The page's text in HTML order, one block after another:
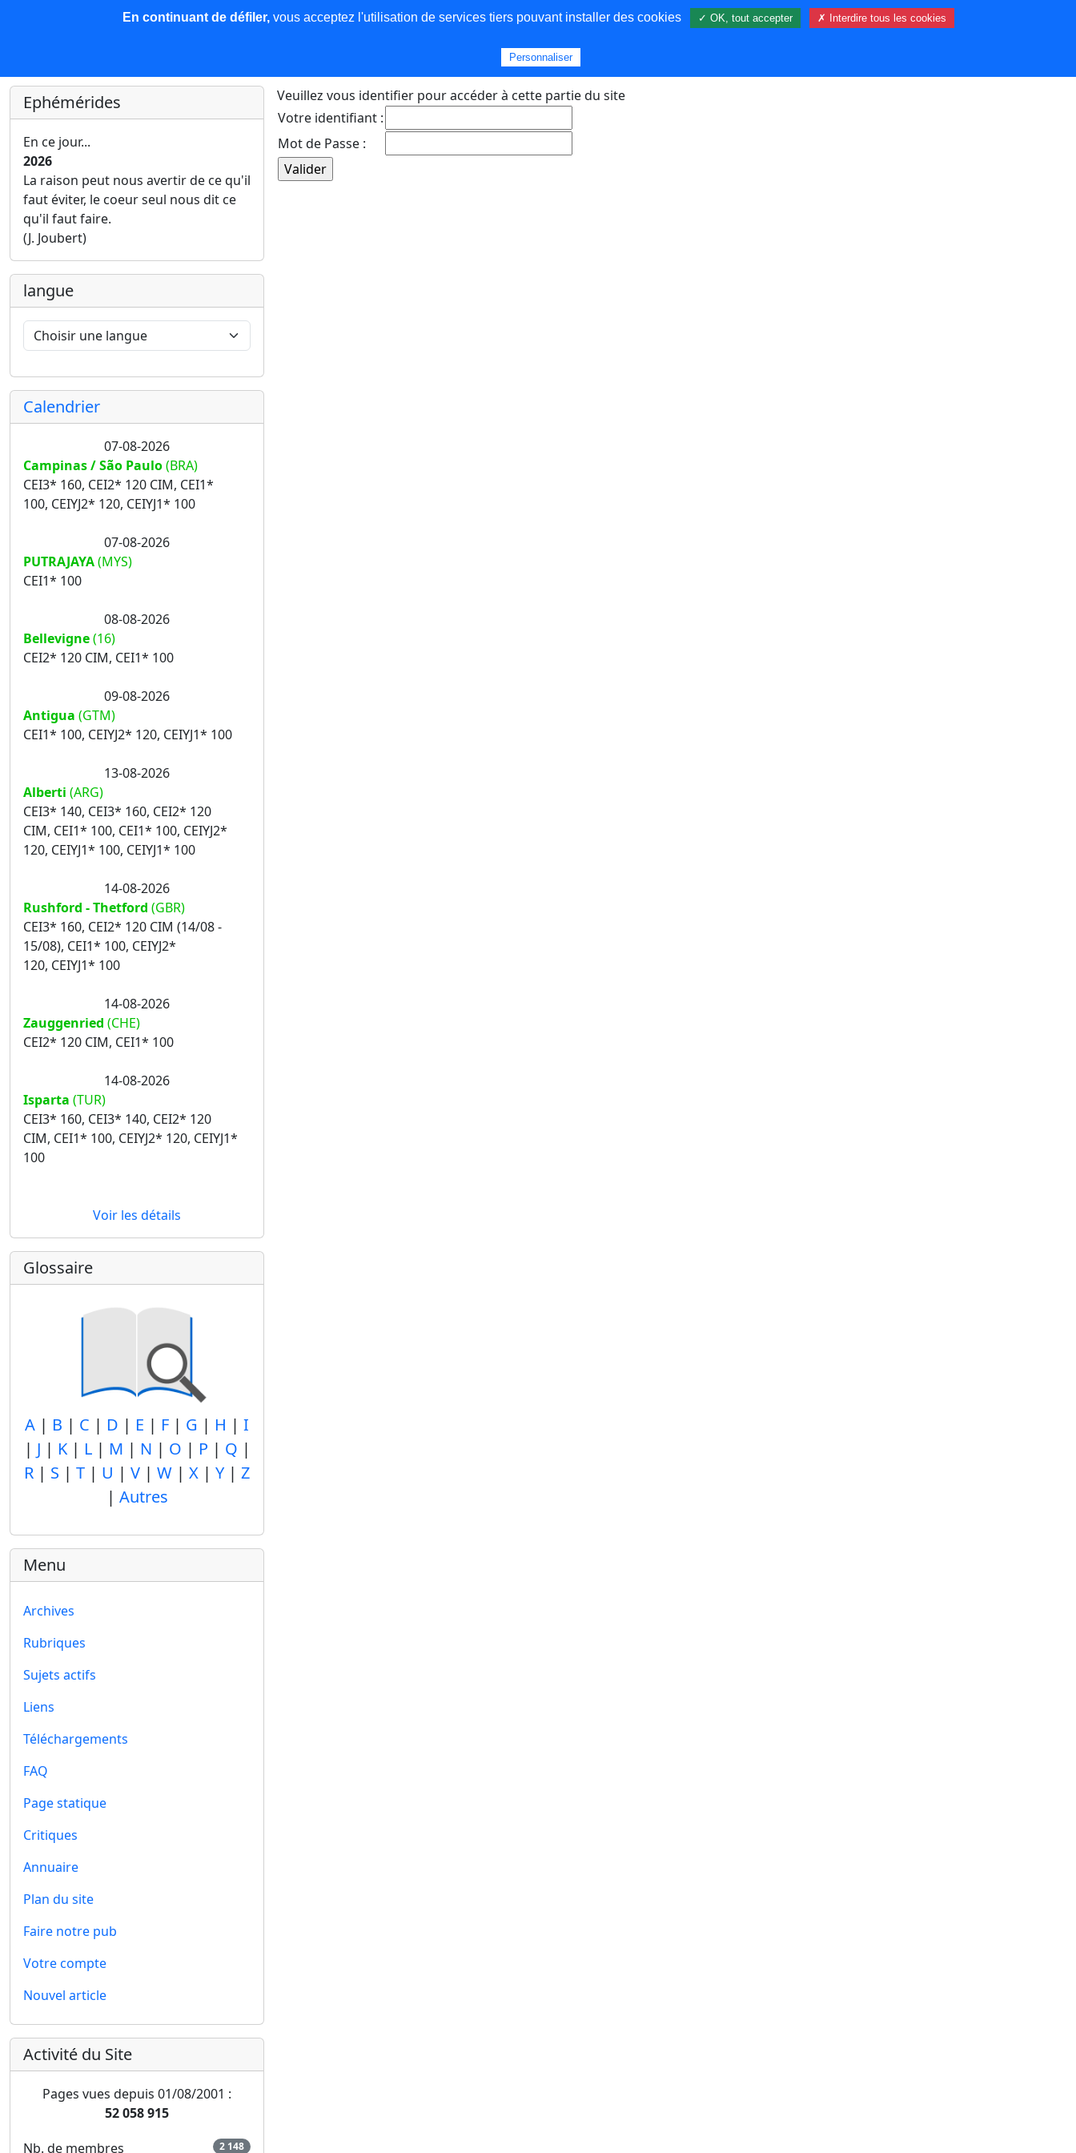
Les nouvelles Base de données Plus
Ephémérides
En ce jour...
2026
La raison peut nous avertir de ce qu'il
faut éviter, le coeur seul nous dit ce
qu'il faut faire.
(J. Joubert)
langue
Calendrier
07-08-2026
Campinas / São Paulo(BRA)
CEI3* 160, CEI2* 120 CIM, CEI1*
100, CEIYJ2* 120, CEIYJ1* 100
07-08-2026
PUTRAJAYA(MYS)
CEI1* 100
08-08-2026
Bellevigne(16)
CEI2* 120 CIM, CEI1* 100
09-08-2026
Antigua (GTM)
CEI1* 100, CEIYJ2* 120, CEIYJ1* 100
13-08-2026
Alberti (ARG)
CEI3* 140, CEI3* 160, CEI2* 120
CIM, CEI1* 100, CEI1* 100, CEIYJ2*
120, CEIYJ1* 100, CEIYJ1* 100
14-08-2026
Rushford - Thetford (GBR)
CEI3* 160, CEI2* 120 CIM (14/08 -
15/08), CEI1* 100, CEIYJ2*
120, CEIYJ1* 100
14-08-2026
Zauggenried (CHE)
CEI2* 120 CIM, CEI1* 100
14-08-2026
Isparta (TUR)
CEI3* 160, CEI3* 140, CEI2* 120
CIM, CEI1* 100, CEIYJ2* 120, CEIYJ1*
100
Voir les détails
Glossaire
A | B | C | D | E | F | G | H | I
| J | K| L| M | N | O | P | Q |
R | S | T | U | V | W | X | Y | Z
| Autres
Menu
Archives
Rubriques
Sujets actifs
Liens
Téléchargements
FAQ
Page statique
Critiques
Annuaire
Plan du site
Faire notre pub
Votre compte
Nouvel article
Activité du Site
Pages vues depuis 01/08/2001 :
52 058 915
Nb. de membres
2 148
Veuillez vous identifier pour accéder à cette partie du site
Votre identifiant :
Mot de Passe :
En continuant de défiler,vous acceptez l'utilisation de services tiers pouvant installer des cookies ✓ OK, tout accepter ✗ Interdire tous les cookies
Personnaliser